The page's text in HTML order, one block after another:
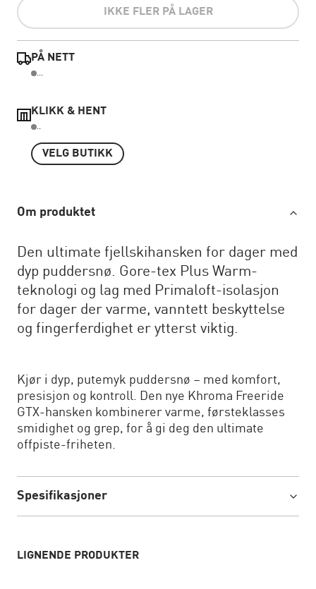
IKKE FLER PÅ LAGER
PÅ NETT
...
KLIKK & HENT
..
VELG BUTIKK
Om produktet
Den ultimate fjellskihansken for dager med
dyp puddersnø. Gore-tex Plus Warm-
teknologi og lag med Primaloft-isolasjon
for dager der varme, vanntett beskyttelse
og fingerferdighet er ytterst viktig.
Kjør i dyp, putemyk puddersnø – med komfort,
presisjon og kontroll. Den nye Khroma Freeride
GTX-hansken kombinerer varme, førsteklasses
smidighet og grep, for å gi deg den ultimate
offpiste-friheten.
Spesifikasjoner
LIGNENDE PRODUKTER